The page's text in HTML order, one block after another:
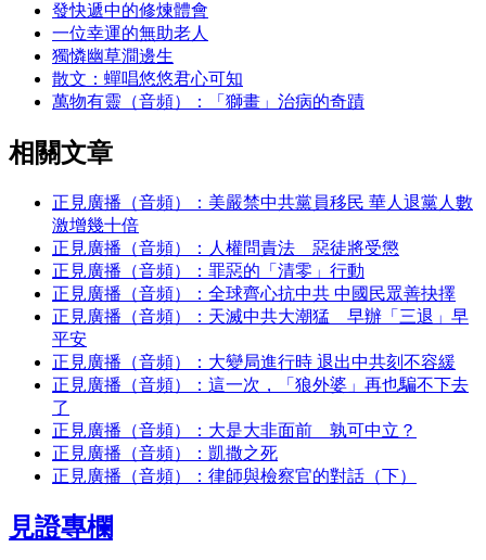
發快遞中的修煉體會
一位幸運的無助老人
獨憐幽草澗邊生
散文：蟬唱悠悠君心可知
萬物有靈（音頻）：「獅畫」治病的奇蹟
相關文章
正見廣播（音頻）：美嚴禁中共黨員移民 華人退黨人數
激增幾十倍
正見廣播（音頻）：人權問責法 惡徒將受懲
正見廣播（音頻）：罪惡的「清零」行動
正見廣播（音頻）：全球齊心抗中共 中國民眾善抉擇
正見廣播（音頻）：天滅中共大潮猛 早辦「三退」早
平安
正見廣播（音頻）：大變局進行時 退出中共刻不容緩
正見廣播（音頻）：這一次，「狼外婆」再也騙不下去
了
正見廣播（音頻）：大是大非面前 孰可中立？
正見廣播（音頻）：凱撒之死
正見廣播（音頻）：律師與檢察官的對話（下）
見證專欄